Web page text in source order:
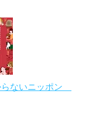
らないニッポン